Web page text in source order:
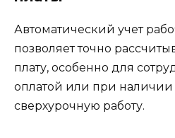
Автоматический учет
позволяет точно
плату, особенно для
оплатой или при наличии
сверхурочную работу.